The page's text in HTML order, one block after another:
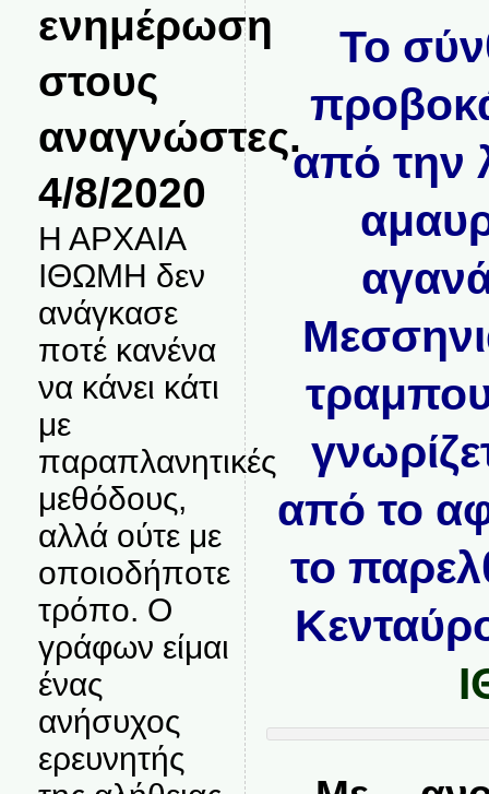
ενημέρωση
στους
αναγνώστες.
4/8/2020
Η ΑΡΧΑΙΑ
ΙΘΩΜΗ δεν
ανάγκασε
ποτέ κανένα
να κάνει κάτι
με
παραπλανητικές
μεθόδους,
αλλά ούτε με
οποιοδήποτε
τρόπο. Ο
γράφων είμαι
ένας
ανήσυχος
ερευνητής
Το
από την
από το
το